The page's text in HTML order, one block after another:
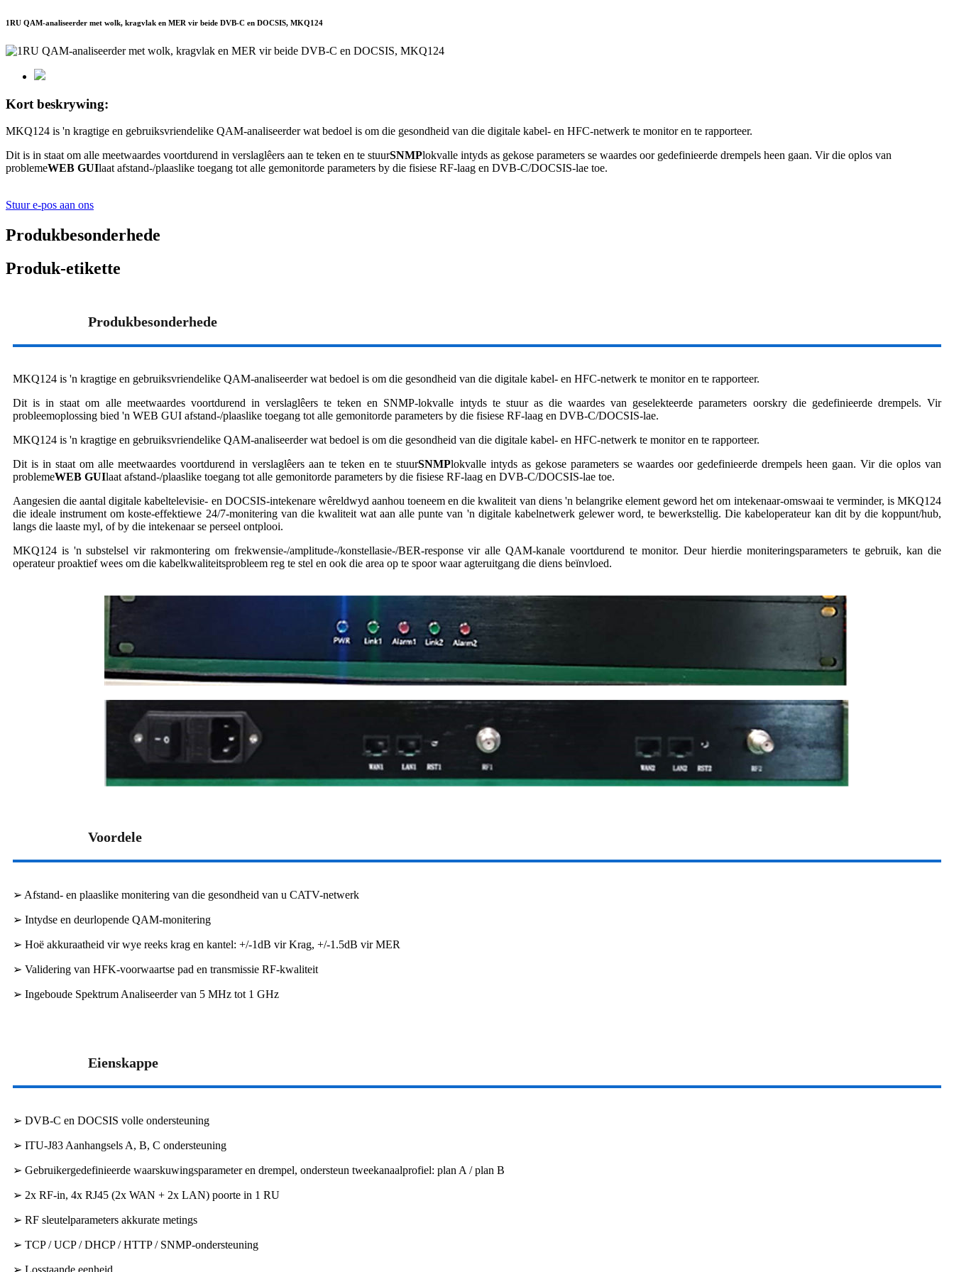
1RU QAM-analiseerder met wolk, kragvlak en MER vir beide DVB-C en DOCSIS, MKQ124
Kort beskrywing:
MKQ124 is 'n kragtige en gebruiksvriendelike QAM-analiseerder wat bedoel is om die gesondheid van die digitale kabel- en HFC-netwerk te monitor en te rapporteer.
Dit is in staat om alle meetwaardes voortdurend in verslaglêers aan te teken en te stuurSNMPlokvalle intyds as gekose parameters se waardes oor gedefinieerde drempels heen gaan. Vir die oplos van
problemeWEB GUIlaat afstand-/plaaslike toegang tot alle gemonitorde parameters by die fisiese RF-laag en DVB-C/DOCSIS-lae toe.
Stuur e-pos aan ons
Produkbesonderhede
Produk-etikette
Produkbesonderhede
MKQ124 is 'n kragtige en gebruiksvriendelike QAM-analiseerder wat bedoel is om die gesondheid van die digitale kabel- en HFC-netwerk te monitor en te rapporteer.
Dit is in staat om alle meetwaardes voortdurend in verslaglêers te teken en SNMP-lokvalle intyds te stuur as die waardes van geselekteerde parameters oorskry die gedefinieerde drempels. Vir
probleemoplossing bied 'n WEB GUI afstand-/plaaslike toegang tot alle gemonitorde parameters by die fisiese RF-laag en DVB-C/DOCSIS-lae.
MKQ124 is 'n kragtige en gebruiksvriendelike QAM-analiseerder wat bedoel is om die gesondheid van die digitale kabel- en HFC-netwerk te monitor en te rapporteer.
Dit is in staat om alle meetwaardes voortdurend in verslaglêers aan te teken en te stuurSNMPlokvalle intyds as gekose parameters se waardes oor gedefinieerde drempels heen gaan. Vir die oplos van
problemeWEB GUIlaat afstand-/plaaslike toegang tot alle gemonitorde parameters by die fisiese RF-laag en DVB-C/DOCSIS-lae toe.
Aangesien die aantal digitale kabeltelevisie- en DOCSIS-intekenare wêreldwyd aanhou toeneem en die kwaliteit van diens 'n belangrike element geword het om intekenaar-omswaai te verminder, is MKQ124
die ideale instrument om koste-effektiewe 24/7-monitering van die kwaliteit wat aan alle punte van 'n digitale kabelnetwerk gelewer word, te bewerkstellig. Die kabeloperateur kan dit by die koppunt/hub,
langs die laaste myl, of by die intekenaar se perseel ontplooi.
MKQ124 is 'n substelsel vir rakmontering om frekwensie-/amplitude-/konstellasie-/BER-response vir alle QAM-kanale voortdurend te monitor. Deur hierdie moniteringsparameters te gebruik, kan die
operateur proaktief wees om die kabelkwaliteitsprobleem reg te stel en ook die area op te spoor waar agteruitgang die diens beïnvloed.
Voordele
➢ Afstand- en plaaslike monitering van die gesondheid van u CATV-netwerk
➢ Intydse en deurlopende QAM-monitering
➢ Hoë akkuraatheid vir wye reeks krag en kantel: +/-1dB vir Krag, +/-1.5dB vir MER
➢ Validering van HFK-voorwaartse pad en transmissie RF-kwaliteit
➢ Ingeboude Spektrum Analiseerder van 5 MHz tot 1 GHz
Eienskappe
➢ DVB-C en DOCSIS volle ondersteuning
➢ ITU-J83 Aanhangsels A, B, C ondersteuning
➢ Gebruikergedefinieerde waarskuwingsparameter en drempel, ondersteun tweekanaalprofiel: plan A / plan B
➢ 2x RF-in, 4x RJ45 (2x WAN + 2x LAN) poorte in 1 RU
➢ RF sleutelparameters akkurate metings
➢ TCP / UCP / DHCP / HTTP / SNMP-ondersteuning